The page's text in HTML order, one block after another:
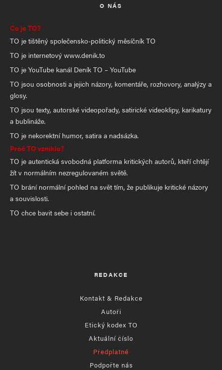
O NÁS
Co je TO?
TO je tištěný společensko-politický měsíčník TO
TO je internetový www.denik.to
TO je YouTube kanál Deník TO – YouTube
TO jsou osobnosti a jejich názory, komentáře, rozhovory, analýzy a
glosy.
TO jsou texty, autorské videopořady, satirické videoklipy, karikatury
a bublináže.
TO je nekorektní humor, satira a nadsázka.
Proč TO vzniklo?
TO je autentická svobodná platforma kritických autorů, kteří chtějí
žít v normálním nezregulovaném světě.
TO brání normální pohled na svět tím, že publikuje kritické názory
a souvislosti.
TO chce bavit sebe i ostatní.
REDAKCE
Kontakt & Redakce
Autoři
Etický kodex TO
Aktuální číslo
Předplatné
Podpořte nás